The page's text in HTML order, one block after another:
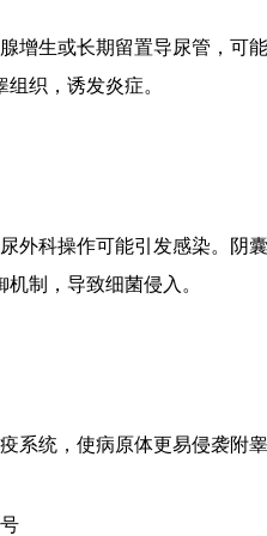
生或长期留置导尿管，可
织，诱发炎症。
科操作可能引发感染。阴
制，导致细菌侵入。
统，使病原体更易侵袭附睾